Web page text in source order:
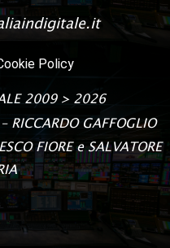
Policy
2009 > 2026
RICCARDO GAFFOGLIO
FIORE e SALVATORE